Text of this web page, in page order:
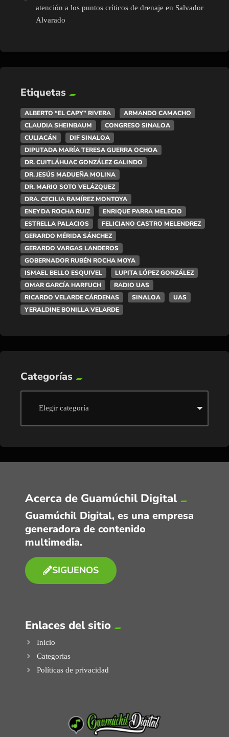
atención a los puntos críticos de drenaje en Salvador
Alvarado
Etiquetas
ALBERTO “EL CAPY” RIVERA
ARMANDO CAMACHO
CLAUDIA SHEINBAUM
CONGRESO SINALOA
CULIACÁN
DIF SINALOA
DIPUTADA MARÍA TERESA GUERRA OCHOA
DR. CUITLÁHUAC GONZÁLEZ GALINDO
DR. JESÚS MADUEÑA MOLINA
DR. MARIO SOTO VELÁZQUEZ
DRA. CECILIA RAMÍREZ MONTOYA
ENEYDA ROCHA RUIZ
ENRIQUE PARRA MELECIO
ESTRELLA PALACIOS
FELICIANO CASTRO MELENDREZ
GERARDO MÉRIDA SÁNCHEZ
GERARDO VARGAS LANDEROS
GOBERNADOR RUBÉN ROCHA MOYA
ISMAEL BELLO ESQUIVEL
LUPITA LÓPEZ GONZÁLEZ
OMAR GARCÍA HARFUCH
RADIO UAS
RICARDO VELARDE CÁRDENAS
SINALOA
UAS
YERALDINE BONILLA VELARDE
Categorías
Acerca de Guamúchil Digital
Guamúchil Digital, es una empresa
generadora de contenido
multimedia.
SIGUENOS
Enlaces del sitio
Inicio
Categorias
Políticas de privacidad